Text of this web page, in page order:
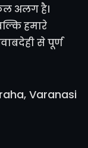
अलग है।
हमारे
से पूर्ण
Varanasi